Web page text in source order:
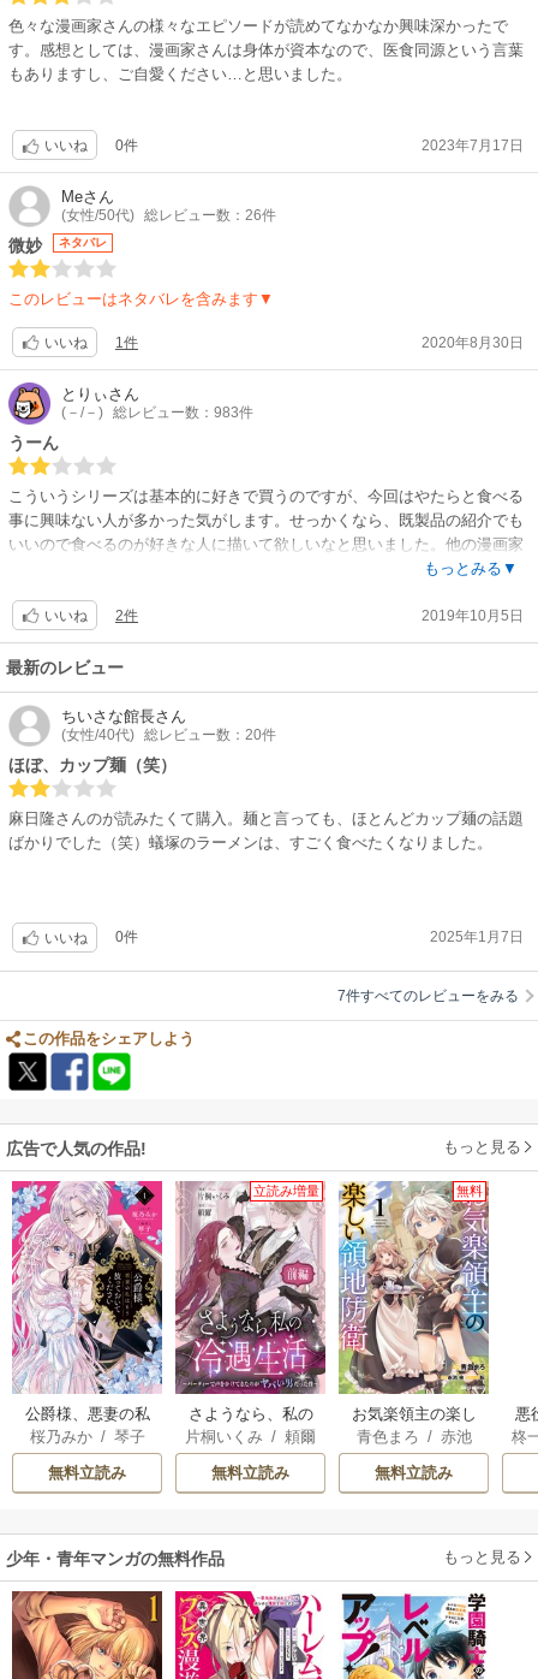
色々な漫画家さんの様々なエピソードが読めてなかなか興味深かったで
す。感想としては、漫画家さんは身体が資本なので、医食同源という言葉
もありますし、ご自愛ください…と思いました。
いいね 0件 2023年7月17日
Meさん
(女性/50代) 総レビュー数：26件
微妙 ネタバレ
このレビューはネタバレを含みます▼
いいね 1件 2020年8月30日
とりぃさん
(－/－) 総レビュー数：983件
うーん
こういうシリーズは基本的に好きで買うのですが、今回はやたらと食べる
事に興味ない人が多かった気がします。せっかくなら、既製品の紹介でも
いいので食べるのが好きな人に描いて欲しいなと思いました。他の漫画家
さんのグルメエッセイの方が美味しそうかなと。読むなら麺に愛のある方
もっとみる▼
いいね 2件 2019年10月5日
最新のレビュー
ちいさな館長さん
(女性/40代) 総レビュー数：20件
ほぼ、カップ麺（笑）
麻日隆さんのが読みたくて購入。麺と言っても、ほとんどカップ麺の話題
ばかりでした（笑）蟻塚のラーメンは、すごく食べたくなりました。
いいね 0件 2025年1月7日
7件すべてのレビューをみる
この作品をシェアしよう
広告で人気の作品! もっと見る
公爵様、悪妻の私
はもう放っておい
てください
桜乃みか/ 琴子
無料立読み
立読み増量
さようなら、私の
冷遇生活 ～パーテ
ィーで声をかけて
きたのがヤバい男
片桐いくみ / 頼爾
無料立読み
無料
お気楽領主の楽し
い領地防衛
青色まろ / 赤池
宗
/ 転
無料立読み
悪
オ
柊
少年・青年マンガの無料作品 もっと見る